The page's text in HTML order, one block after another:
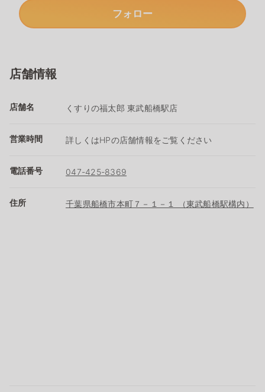
フォロー
店舗情報
店舗名 くすりの福太郎 東武船橋駅店
営業時間 詳しくはHPの店舗情報をご覧ください
電話番号 047-425-8369
住所 千葉県船橋市本町７－１－１ （東武船橋駅構内）